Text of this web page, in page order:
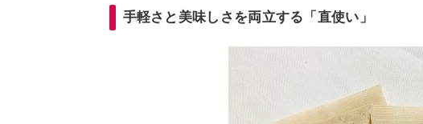
手軽さと美味しさを両立する「直使い」